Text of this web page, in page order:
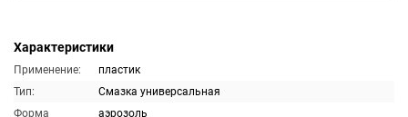
Характеристики
Применение:
пластик
Тип:
Смазка универсальная
Форма
аэрозоль